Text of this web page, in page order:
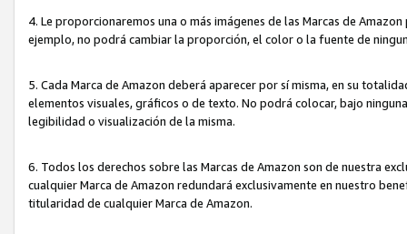
4. Le proporcionaremos una o más imágenes de las Marcas de
ejemplo, no podrá cambiar la proporción, el color o la fuente de
5. Cada Marca de Amazon deberá aparecer por sí misma, en su
elementos visuales, gráficos o de texto. No podrá colocar, bajo
legibilidad o visualización de la misma.
6. Todos los derechos sobre las Marcas de Amazon son de nuestra
cualquier Marca de Amazon redundará exclusivamente en nuestro
titularidad de cualquier Marca de Amazon.